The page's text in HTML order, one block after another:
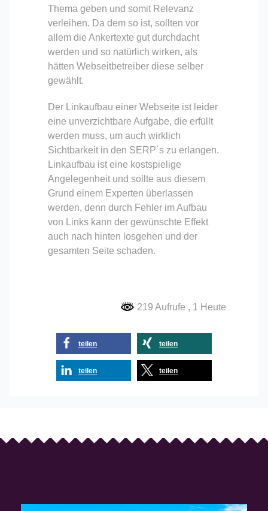
Thema geben und somit Relevanz
verleihen. Da dem so ist, sollten vor
allem die Ankertexte gut durchdacht
werden und so natürlich wirken, als
hätten Webseitbetreiber diese selber
gewählt.
Der Linkaufbau einer Webseite ist leider
eine unverzichtbare Aufgabe, die erfüllt
werden muss, um auch wirklich
Sichtbarkeit in den SERP´s zu erlangen.
Linkaufbau ist eine kostspielige
Angelegenheit und sollte aus diesem
Grund einem Experten überlassen
werden, denn durch Fehler im Aufbau
von Links kann der gewünschte Effekt
auch nach hinten losgehen und der
gesamten Seite schaden.
219 Aufrufe , 1 Heute
teilen teilen
teilen teilen